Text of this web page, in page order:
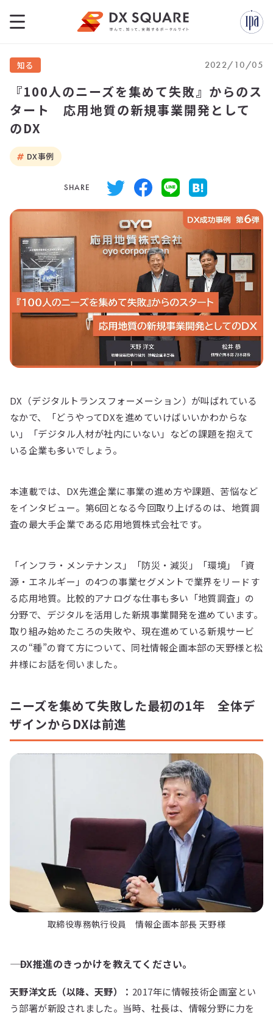
知る 2022/10/05
『100人のニーズを集めて失敗』からのス
タート 応用地質の新規事業開発として
のDX
DX事例
SHARE
DX（デジタルトランスフォーメーション）が叫ばれている
なかで、「どうやってDXを進めていけばいいかわからな
い」「デジタル人材が社内にいない」などの課題を抱えて
いる企業も多いでしょう。
本連載では、DX先進企業に事業の進め方や課題、苦悩など
をインタビュー。第6回となる今回取り上げるのは、地質調
査の最大手企業である応用地質株式会社です。
「インフラ・メンテナンス」「防災・減災」「環境」「資
源・エネルギー」の4つの事業セグメントで業界をリードす
る応用地質。比較的アナログな仕事も多い「地質調査」の
分野で、デジタルを活用した新規事業開発を進めています。
取り組み始めたころの失敗や、現在進めている新規サービ
スの“種”の育て方について、同社情報企画本部の天野様と松
井様にお話を伺いました。
ニーズを集めて失敗した最初の1年 全体デ
ザインからDXは前進
取締役専務執行役員 情報企画本部長 天野様
―― DX推進のきっかけを教えてください。
天野洋文氏（以降、天野）： 2017年に情報技術企画室とい
う部署が新設されました。当時、社長は、情報分野に力を